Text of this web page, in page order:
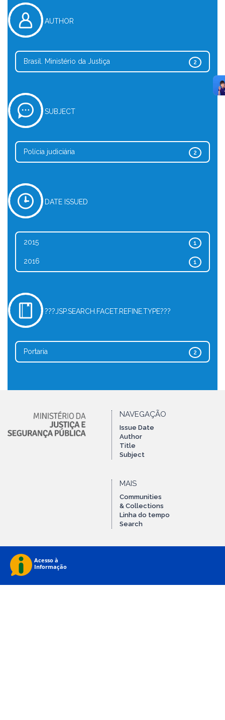
AUTHOR
2
Brasil. Ministério da Justiça
SUBJECT
2
Polícia judiciária
DATE ISSUED
1
2015
1
2016
???JSP.SEARCH.FACET.REFINE.TYPE???
2
Portaria
NAVEGAÇÃO
Issue Date
Author
Title
Subject
MAIS
Communities
& Collections
Linha do tempo
Search